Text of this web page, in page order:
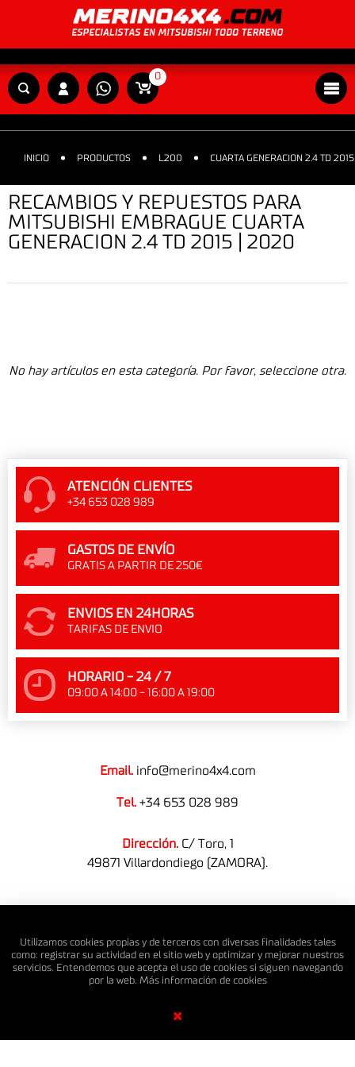
0
INICIO PRODUCTOS L200 CUARTA GENERACION 2.4 TD
RECAMBIOS Y REPUESTOS PARA
MITSUBISHI EMBRAGUE CUARTA
GENERACION 2.4 TD 2015 | 2020
No hay artículos en esta categoría. Por favor, seleccione otra.
ATENCIÓN CLIENTES
+34 653 028 989
GASTOS DE ENVÍO
GRATIS A PARTIR DE 250€
ENVIOS EN 24HORAS
TARIFAS DE ENVIO
HORARIO - 24 / 7
09:00 A 14:00 - 16:00 A 19:00
Email. info@merino4x4.com
Tel. +34 653 028 989
Dirección.C/ Toro, 1
49871 Villardondiego (ZAMORA).
© MERINO 4X4 S.L. Todos los derechos reservados.
Diseño Web SGM
Utilizamos cookies propias y de terceros con diversas finalidades tales
como: registrar su actividad en el sitio web y optimizar y mejorar nuestros
servicios. Entendemos que acepta el uso de cookies si siguen navegando
por la web. Más información de cookies